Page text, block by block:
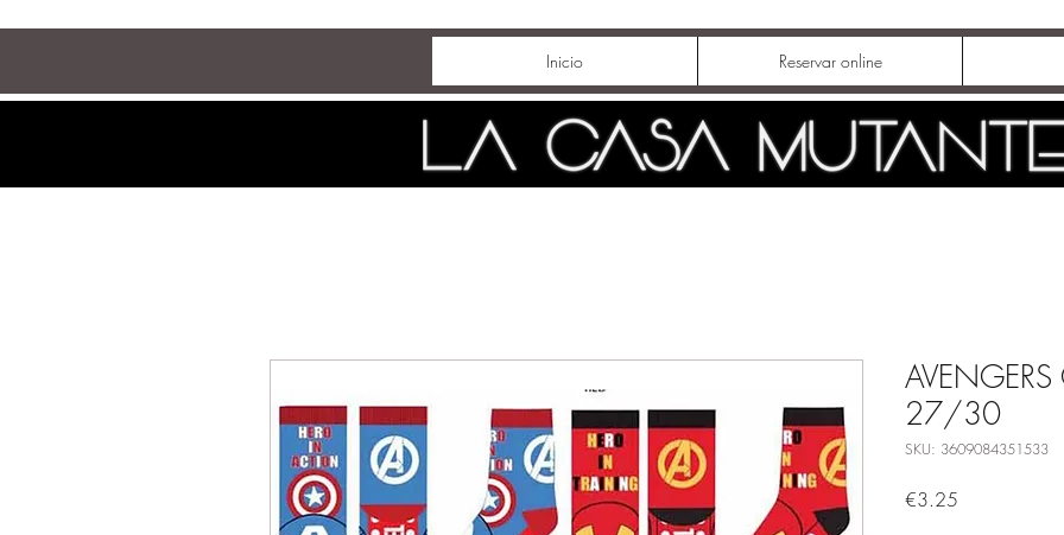
Inicio Reservar online
AVENGERS
27/30
SKU: 3609084351533
€3.25